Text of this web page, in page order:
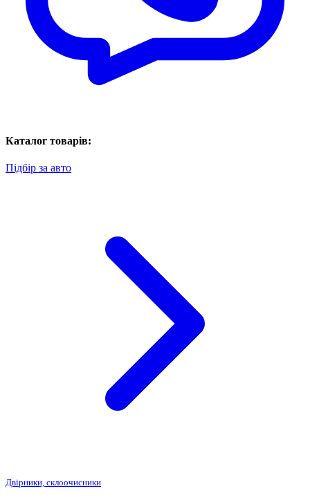
Каталог товарів:
Підбір за авто
Двірники, склоочисники